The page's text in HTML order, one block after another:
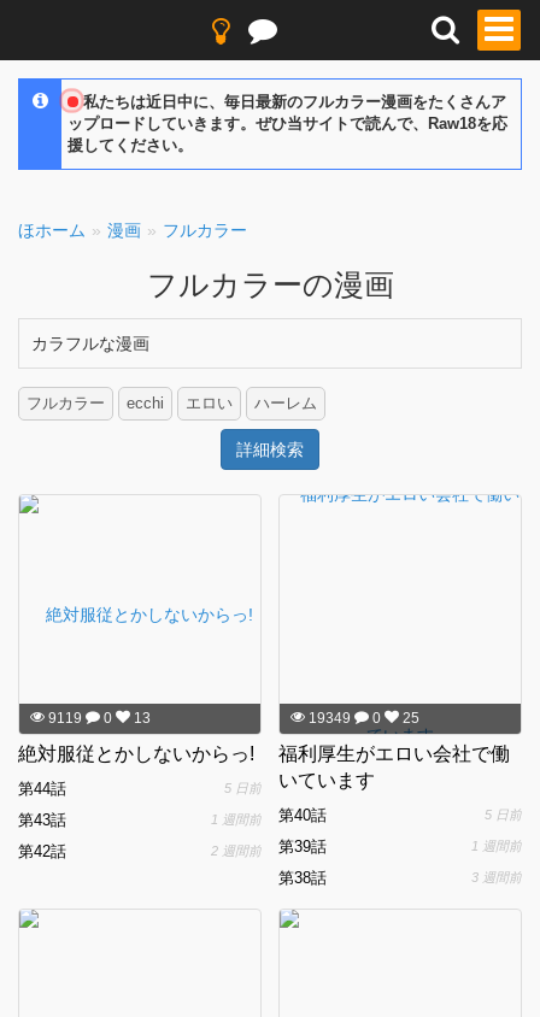
私たちは近日中に、毎日最新のフルカラー漫画をたくさんア
ップロードしていきます。ぜひ当サイトで読んで、Raw18を応
援してください。
ほホーム 漫画 フルカラー
フルカラーの漫画
カラフルな漫画
フルカラー ecchi エロい ハーレム
詳細検索
9119 0 13
絶対服従とかしないからっ!
第44話 5 日前
第43話 1 週間前
第42話 2 週間前
19349 0 25
福利厚生がエロい会社で働
いています
第40話 5 日前
第39話 1 週間前
第38話 3 週間前